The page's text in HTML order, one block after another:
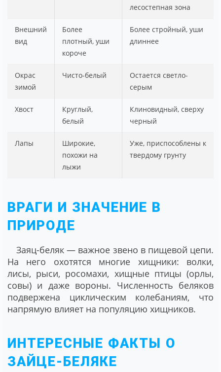
лесостепная зона
Внешний
вид
Более
плотный, уши
короче
Более стройный, уши
длиннее
Окрас
зимой
Чисто-белый
Остается светло-
серым
Хвост
Круглый,
белый
Клиновидный, сверху
черный
Лапы
Широкие,
похожи на
лыжи
Уже, приспособлены к
твердому грунту
ВРАГИ И ЗНАЧЕНИЕ В
ПРИРОДЕ
Заяц-беляк — важное звено в пищевой цепи.
На него охотятся многие хищники: волки,
лисы, рыси, росомахи, хищные птицы (орлы,
совы) и даже вороны. Численность беляков
подвержена циклическим колебаниям, что
напрямую влияет на популяцию хищников.
ИНТЕРЕСНЫЕ ФАКТЫ О
ЗАЙЦЕ-БЕЛЯКЕ